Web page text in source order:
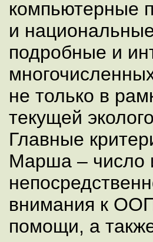
компьютерные
и
подробные и
не только в
текущей
Главные
Марша – число
внимания к
помощи, а